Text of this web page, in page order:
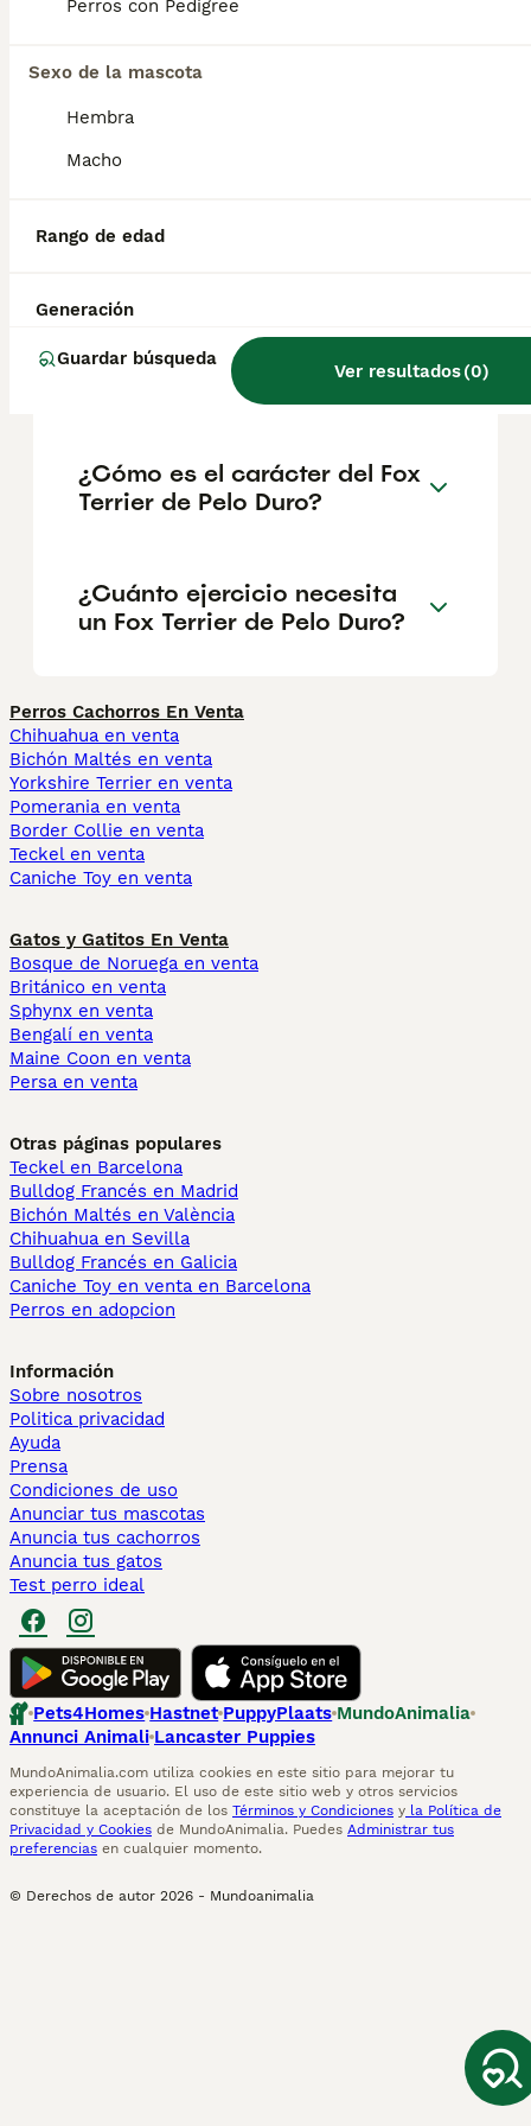
Perros con Pedigree
Sexo de la mascota
Hembra
Macho
Rango de edad
Generación
Guardar búsqueda
Ver resultados(0)
tiene sus propios problemas de salud
(una degeneración de la articulación de la
cataratas, la epilepsia y los defectos
¿Cuántos tipos de fox terrier
¿Cuánto cuesta un Fox
Terrier de Pelo Duro?
¿Cómo es el carácter del Fox
Terrier de Pelo Duro?
¿Cuánto ejercicio necesita
un Fox Terrier de Pelo Duro?
Perros Cachorros En Venta
Chihuahua en venta
Bichón Maltés en venta
Yorkshire Terrier en venta
Pomerania en venta
Border Collie en venta
Teckel en venta
Caniche Toy en venta
Gatos y Gatitos En Venta
Bosque de Noruega en venta
Británico en venta
Sphynx en venta
Bengalí en venta
Maine Coon en venta
Persa en venta
Otras páginas populares
Teckel en Barcelona
Bulldog Francés en Madrid
Bichón Maltés en València
Chihuahua en Sevilla
Bulldog Francés en Galicia
Caniche Toy en venta en Barcelona
Perros en adopcion
Información
Sobre nosotros
Politica privacidad
Ayuda
Prensa
Condiciones de uso
Anunciar tus mascotas
Anuncia tus cachorros
Anuncia tus gatos
Test perro ideal
Pets4Homes Hastnet PuppyPlaats MundoAnimalia
Annunci Animali Lancaster Puppies
MundoAnimalia.com utiliza cookies en este sitio para mejorar tu
experiencia de usuario. El uso de este sitio web y otros servicios
constituye la aceptación de los Términos y Condiciones y la Política de
Privacidad y Cookies de MundoAnimalia. Puedes Administrar tus
preferencias en cualquier momento.
© Derechos de autor 2026 - Mundoanimalia